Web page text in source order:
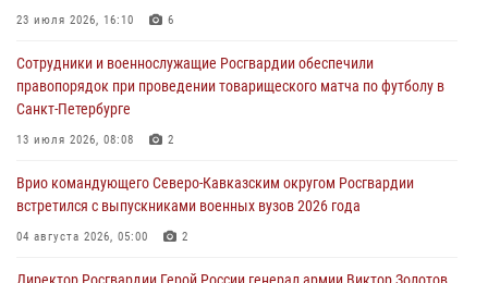
В Кировской области состоялось открытие мемориальной доски в
10 августа 2026, 13:00
В Ленобласти сотрудники Росгвардии и полиции задержали
разыскиваемого опасного рецидивиста, подозреваемого в
10 августа 2026, 12:38 1
Сотрудники Росгвардии провели оперативно-профилактическое
23 июля 2026, 16:10 6
Сотрудники и военнослужащие Росгвардии обеспечили
правопорядок при проведении товарищеского матча по футболу в
Санкт-Петербурге
13 июля 2026, 08:08 2
Врио командующего Северо-Кавказским округом Росгвардии
встретился с выпускниками военных вузов 2026 года
04 августа 2026, 05:00 2